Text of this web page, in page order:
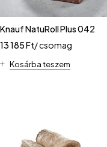
Knauf NatuRoll Plus 042
13 185Ft/ csomag
Kosárba teszem